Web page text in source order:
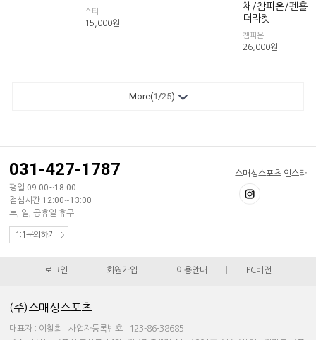
스타
15,000원
채/참피온/펜홀
더라켓
챔피온
26,000원
More(1 /25)
스매싱스포츠 인스타
031-427-1787
평일 09:00~18:00
점심시간 12:00~13:00
토, 일, 공휴일 휴무
1:1문의하기
로그인 회원가입 이용안내 PC버전
(주)스매싱스포츠
대표자 : 이철희 사업자등록번호 : 123-86-38685